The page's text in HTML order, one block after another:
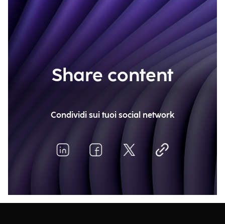
Share content
Condividi sui tuoi social network